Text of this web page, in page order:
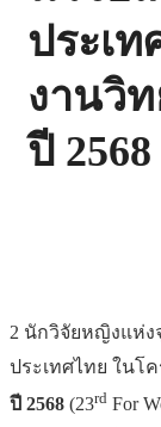
ประเ
งานวิ
ปี 2568
2 นักวิจัยหญิงแห่
ประเทศไทย ในโค
ปี 2568 (23rd For